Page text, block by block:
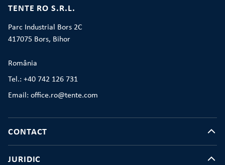
TENTE RO S.R.L.
Parc Industrial Bors 2C
417075 Bors, Bihor
România
Tel.: +40 742 126 731
Email: office.ro@tente.com
CONTACT
JURIDIC